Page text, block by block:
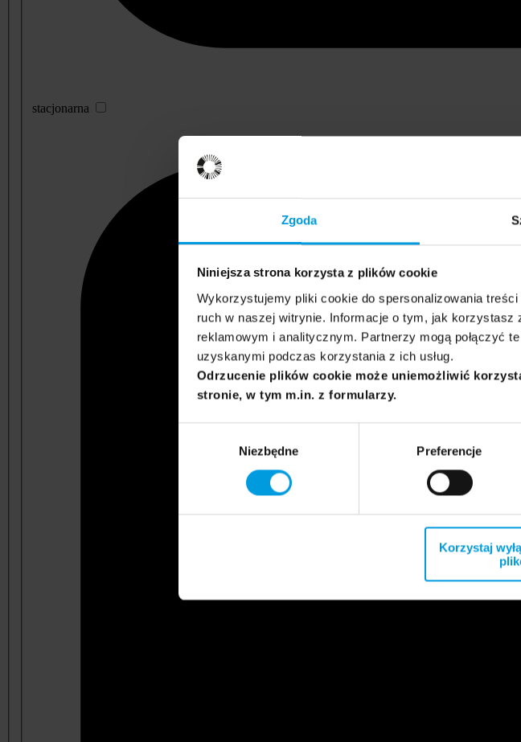
Zgoda
Niniejsza strona korzysta z plików cookie
Wykorzystujemy pliki cookie do spersonalizowania
ruch w naszej witrynie. Informacje o tym, jak korzystasz
reklamowym i analitycznym. Partnerzy mogą połączyć
uzyskanymi podczas korzystania z ich usług.
Odrzucenie plików cookie może uniemożliwić
stronie, w tym m.in. z formularzy.
Niezbędne Preferencje
Korzystaj
stacjonarna